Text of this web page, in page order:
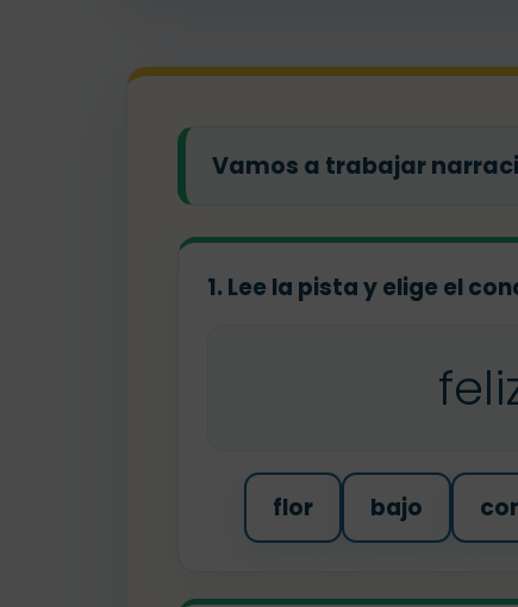
Vamos a trabajar
1. Lee la pista y elige el
flor bajo